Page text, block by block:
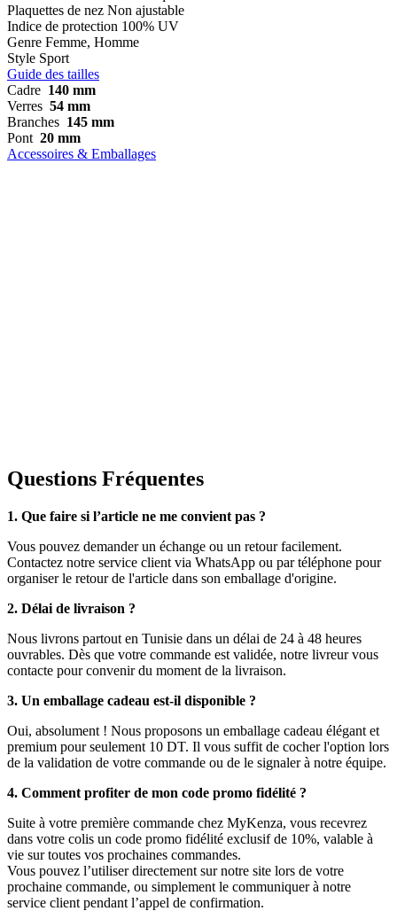
Plaquettes de nez Non ajustable
Indice de protection 100% UV
Genre Femme, Homme
Style Sport
Guide des tailles
Cadre 140 mm
Verres 54 mm
Branches 145 mm
Pont 20 mm
Accessoires & Emballages
Questions Fréquentes
1. Que faire si l’article ne me convient pas ?
Vous pouvez demander un échange ou un retour facilement.
Contactez notre service client via WhatsApp ou par téléphone pour
organiser le retour de l'article dans son emballage d'origine.
2. Délai de livraison ?
Nous livrons partout en Tunisie dans un délai de 24 à 48 heures
ouvrables. Dès que votre commande est validée, notre livreur vous
contacte pour convenir du moment de la livraison.
3. Un emballage cadeau est-il disponible ?
Oui, absolument ! Nous proposons un emballage cadeau élégant et
premium pour seulement 10 DT. Il vous suffit de cocher l'option lors
de la validation de votre commande ou de le signaler à notre équipe.
4. Comment profiter de mon code promo fidélité ?
Suite à votre première commande chez MyKenza, vous recevrez
dans votre colis un code promo fidélité exclusif de 10%, valable à
vie sur toutes vos prochaines commandes.
Vous pouvez l’utiliser directement sur notre site lors de votre
prochaine commande, ou simplement le communiquer à notre
service client pendant l’appel de confirmation.